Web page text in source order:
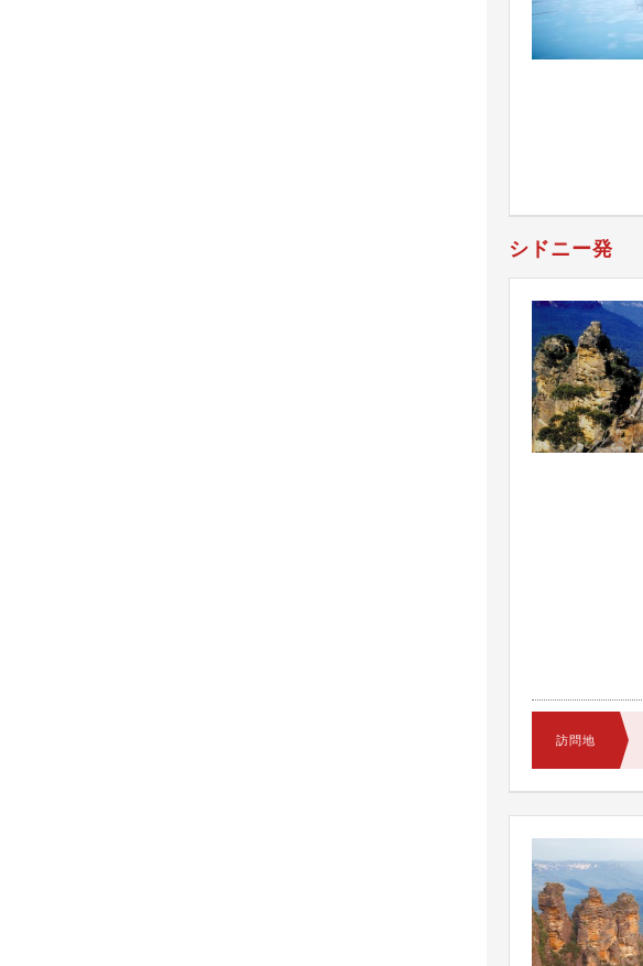
シドニー発
訪問地